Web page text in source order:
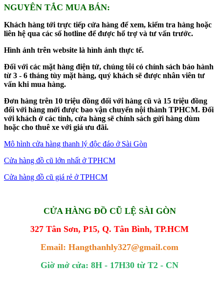
NGUYÊN TẮC MUA BÁN:
Khách hàng tới trực tiếp cửa hàng để xem, kiểm tra hàng hoặc
liên hệ qua các số hotline để được hổ trợ và tư vấn trước.
Hình ảnh trên website là hình ảnh thực tế.
Đối với các mặt hàng điện tử, chúng tôi có chính sách bảo hành
từ 3 - 6 tháng tùy mặt hàng, quý khách sẽ được nhân viên tư
vấn khi mua hàng.
Đơn hàng trên 10 triệu đồng đối với hàng cũ và 15 triệu đồng
đối với hàng mới được bao vận chuyển nội thành TPHCM. Đối
với khách ở các tỉnh, cửa hàng sẽ chính sách gửi hàng dùm
hoặc cho thuê xe với giá ưu đãi.
Mô hình cửa hàng thanh lý độc đáo ở Sài Gòn
Cửa hàng đồ cũ lớn nhất ở TPHCM
Cửa hàng đồ cũ giá rẻ ở TPHCM
CỬA HÀNG ĐỒ CŨ LỆ SÀI GÒN
327 Tân Sơn, P15, Q. Tân Bình, TP.HCM
Email: Hangthanhly327@gmail.com
Giờ mở cửa: 8H - 17H30 từ T2 - CN